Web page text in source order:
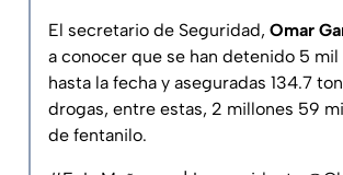
El secretario de Seguridad, Omar
a conocer que se han detenido 5
hasta la fecha y aseguradas 134.7
drogas, entre estas, 2 millones 59
de fentanilo.